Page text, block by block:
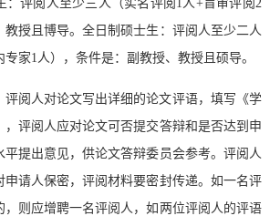
：评阅人至少三人（实名评阅1人+盲审评阅2
教授且博导。全日制硕士生：评阅人至少二人
专家1人），条件是：副教授、教授且硕导。
评阅人对论文写出详细的论文评语，填写《学
，评阅人应对论文可否提交答辩和是否达到申
提出意见，供论文答辩委员会参考。评阅人
申请人保密，评阅材料要密封传递。如一名评
，则应增聘一名评阅人，如两位评阅人的评语